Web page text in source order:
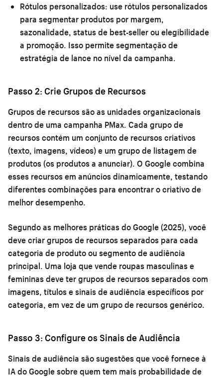
Rótulos personalizados: use rótulos personalizados
para segmentar produtos por margem,
sazonalidade, status de best-seller ou elegibilidade
a promoção. Isso permite segmentação de
estratégia de lance no nível da campanha.
Passo 2: Crie Grupos de Recursos
Grupos de recursos são as unidades organizacionais
dentro de uma campanha PMax. Cada grupo de
recursos contém um conjunto de recursos criativos
(texto, imagens, vídeos) e um grupo de listagem de
produtos (os produtos a anunciar). O Google combina
esses recursos em anúncios dinamicamente, testando
diferentes combinações para encontrar o criativo de
melhor desempenho.
Segundo as melhores práticas do Google (2025), você
deve criar grupos de recursos separados para cada
categoria de produto ou segmento de audiência
principal. Uma loja que vende roupas masculinas e
femininas deve ter grupos de recursos separados com
imagens, títulos e sinais de audiência específicos por
categoria, em vez de um grupo de recursos genérico.
Passo 3: Configure os Sinais de Audiência
Sinais de audiência são sugestões que você fornece à
IA do Google sobre quem tem mais probabilidade de